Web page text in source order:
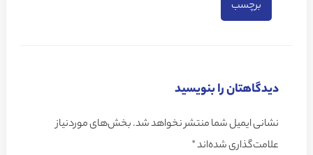
برچسب
دیدگاهتان را بنویسید
نشانی ایمیل شما منتشر نخواهد شد.بخش‌های موردنیاز
علامت‌گذاری شده‌اند*